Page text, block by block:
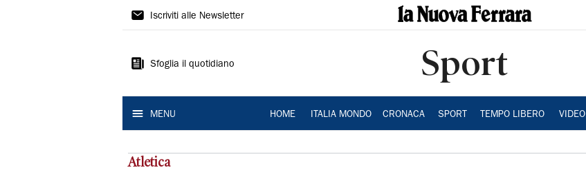
La
Ferrara
Iscriviti alle Newsletter
Sfoglia il quotidiano Sport
MENU HOME ITALIA MONDO CRONACA SPORT TEMPO LIBERO VIDEO
Atletica